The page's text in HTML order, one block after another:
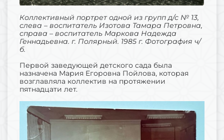
Коллективный портрет одной из групп д/с № 13,
слева – воспитатель Изотова Тамара Петровна,
справа – воспитатель Маркова Надежда
Геннадьевна. г. Полярный. 1985 г. Фотография ч/
б.
Первой заведующей детского сада была
назначена Мария Егоровна Пойлова, которая
возглавляла коллектив на протяжении
пятнадцати лет.